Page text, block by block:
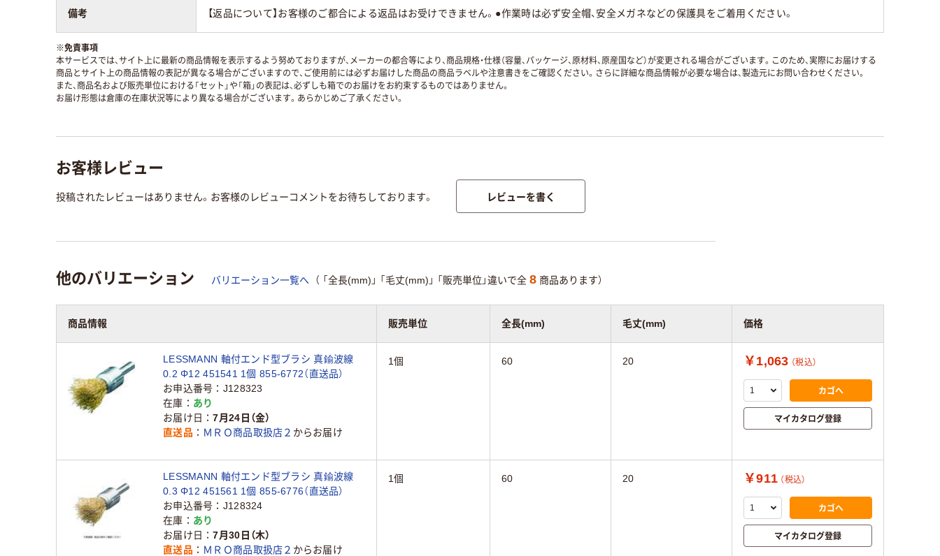
備考 【返品について】お客様のご都合による返品はお受けできません。●作業時は必ず安全帽、安全メガネなどの保護具をご着用ください。
※免責事項
本サービスでは、サイト上に最新の商品情報を表示するよう努めておりますが、メーカーの都合等により、商品規格・仕様（容量、パッケージ、原材料、原産国など）が変更される場合がございます。このため、実際にお届けする
商品とサイト上の商品情報の表記が異なる場合がございますので、ご使用前には必ずお届けした商品の商品ラベルや注意書きをご確認ください。さらに詳細な商品情報が必要な場合は、製造元にお問い合わせください。
また、商品名および販売単位における「セット」や「箱」の表記は、必ずしも箱でのお届けをお約束するものではありません。
お届け形態は倉庫の在庫状況等により異なる場合がございます。あらかじめご了承ください。
お客様レビュー
投稿されたレビューはありません。お客様のレビューコメントをお待ちしております。 レビューを書く
他のバリエーション バリエーション一覧へ （ 「全長(mm)」 「毛丈(mm)」 「販売単位」違いで全 8 商品あります）
商品情報 販売単位 全長(mm) 毛丈(mm) 価格
LESSMANN 軸付エンド型ブラシ 真鍮波線
0.2 Φ12 451541 1個 855-6772（直送品）
お申込番号
J128323
在庫
あり
お届け日
7月24日（金）
直送品
ＭＲＯ商品取扱店２ からお届け
1個 60 20 ￥1,063 （税込）
カゴへ
マイカタログ登録
LESSMANN 軸付エンド型ブラシ 真鍮波線
0.3 Φ12 451561 1個 855-6776（直送品）
お申込番号
J128324
在庫
あり
お届け日
7月30日（木）
直送品
ＭＲＯ商品取扱店２ からお届け
1個 60 20 ￥911 （税込）
カゴへ
マイカタログ登録